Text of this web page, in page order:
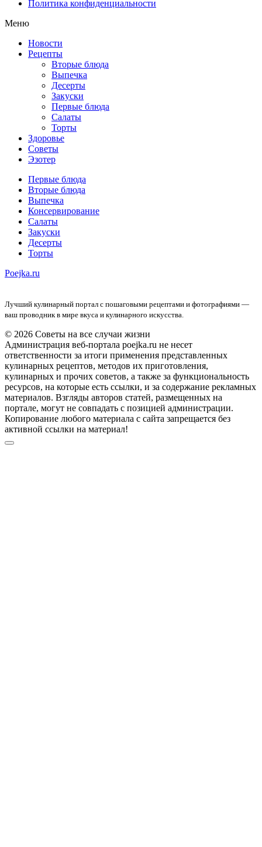
Политика конфиденциальности
Меню
Новости
Рецепты
Вторые блюда
Выпечка
Десерты
Закуски
Первые блюда
Салаты
Торты
Здоровье
Советы
Эзотер
Первые блюда
Вторые блюда
Выпечка
Консервирование
Салаты
Закуски
Десерты
Торты
Poejka.ru
Лучший кулинарный портал с пошаговыми рецептами и фотографиями —
ваш проводник в мире вкуса и кулинарного искусства.
© 2026 Советы на все случаи жизни
Администрация веб-портала poejka.ru не несет
ответственности за итоги применения представленных
кулинарных рецептов, методов их приготовления,
кулинарных и прочих советов, а также за функциональность
ресурсов, на которые есть ссылки, и за содержание рекламных
материалов. Взгляды авторов статей, размещенных на
портале, могут не совпадать с позицией администрации.
Копирование любого материала с сайта запрещается без
активной ссылки на материал!